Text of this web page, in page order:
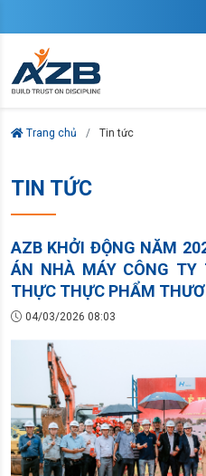
Trang chủ Tin tức
TIN TỨC
AZB KHỞI ĐỘNG NĂM
ÁN NHÀ MÁY CÔNG TY
THỰC THỰC PHẨM
04/03/2026 08:03